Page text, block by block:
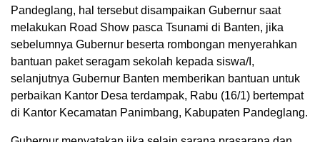
Pandeglang, hal tersebut disampaikan Gubernur saat
melakukan Road Show pasca Tsunami di Banten, jika
sebelumnya Gubernur beserta rombongan menyerahkan
bantuan paket seragam sekolah kepada siswa/I,
selanjutnya Gubernur Banten memberikan bantuan untuk
perbaikan Kantor Desa terdampak, Rabu (16/1) bertempat
di Kantor Kecamatan Panimbang, Kabupaten Pandeglang.